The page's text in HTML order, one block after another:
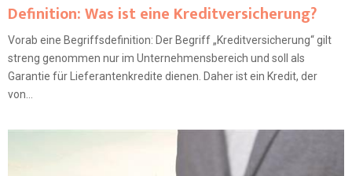
Definition: Was ist eine Kreditversicherung?
Vorab eine Begriffsdefinition: Der Begriff „Kreditversicherung“ gilt
streng genommen nur im Unternehmensbereich und soll als
Garantie für Lieferantenkredite dienen. Daher ist ein Kredit, der
von...